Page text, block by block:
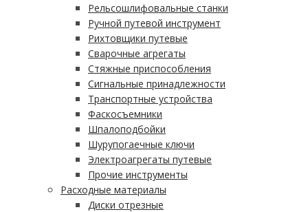
Рельсошлифовальные станки
Ручной путевой инструмент
Рихтовщики путевые
Сварочные агрегаты
Стяжные приспособления
Сигнальные принадлежности
Транспортные устройства
Фаскосъемники
Шпалоподбойки
Шурупогаечные ключи
Электроагрегаты путевые
Прочие инструменты
Расходные материалы
Диски отрезные